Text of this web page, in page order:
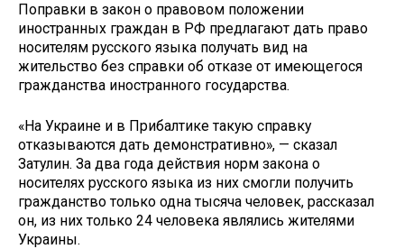
Поправки в закон о правовом положении
иностранных граждан в РФ предлагают дать право
носителям русского языка получать вид на
жительство без справки об отказе от имеющегося
гражданства иностранного государства.
«На Украине и в Прибалтике такую справку
отказываются дать демонстративно», — сказал
Затулин. За два года действия норм закона о
носителях русского языка из них смогли получить
гражданство только одна тысяча человек, рассказал
он, из них только 24 человека являлись жителями
Украины.